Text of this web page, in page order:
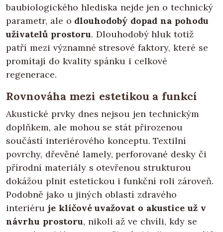
baubiologického hlediska nejde jen o technický
parametr, ale o dlouhodobý dopad na pohodu
uživatelů prostoru. Dlouhodobý hluk totiž
patří mezi významné stresové faktory, které se
promítají do kvality spánku i celkové
regenerace.
Rovnováha mezi estetikou a funkcí
Akustické prvky dnes nejsou jen technickým
doplňkem, ale mohou se stát přirozenou
součástí interiérového konceptu. Textilní
povrchy, dřevěné lamely, perforované desky či
přírodní materiály s otevřenou strukturou
dokážou plnit estetickou i funkční roli zároveň.
Podobně jako u jiných oblastí zdravého
interiéru je klíčové uvažovat o akustice už v
návrhu prostoru, nikoli až ve chvíli, kdy se